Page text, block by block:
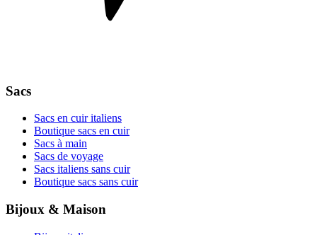
Sacs
Sacs en cuir italiens
Boutique sacs en cuir
Sacs à main
Sacs de voyage
Sacs italiens sans cuir
Boutique sacs sans cuir
Bijoux & Maison